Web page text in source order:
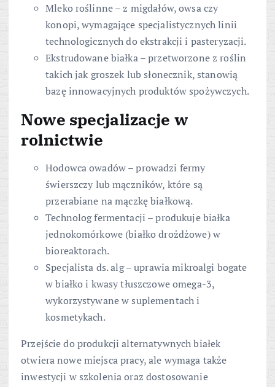
Mleko roślinne – z migdałów, owsa czy
konopi, wymagające specjalistycznych linii
technologicznych do ekstrakcji i pasteryzacji.
Ekstrudowane białka – przetworzone z roślin
takich jak groszek lub słonecznik, stanowią
bazę innowacyjnych produktów spożywczych.
Nowe specjalizacje w
rolnictwie
Hodowca owadów – prowadzi fermy
świerszczy lub mączników, które są
przerabiane na mączkę białkową.
Technolog fermentacji – produkuje białka
jednokomórkowe (białko drożdżowe) w
bioreaktorach.
Specjalista ds. alg – uprawia mikroalgi bogate
w białko i kwasy tłuszczowe omega-3,
wykorzystywane w suplementach i
kosmetykach.
Przejście do produkcji alternatywnych białek
otwiera nowe miejsca pracy, ale wymaga także
inwestycji w szkolenia oraz dostosowanie